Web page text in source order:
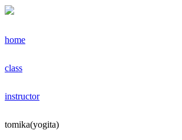
home
class
instructor
tomika(yogita)